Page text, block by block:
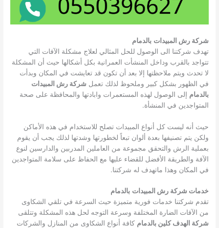
شركة رش المبيدات بالدمام
تهدف شركتنا الى الوصول للحل المثالي لعلاج مشكلة الآفات التي
تتواجد بالقرب وداخل المنشأت العمرانية بكل أشكالها حيث أن المشكلة
لا تحدث ويتم ملاحظتها إلا بعد أن تكون قد تعايشت في المكان وبدأت
في الظهور بشكل كبير وملحوظ لذلك تعمل شركة رش المبيدات
بالدمام إلى الوصول لهذه المستعمرات وابادتها والمحافظة على صحة
المتواجدين في المنشأة.
حيث أنه ليست كل أنواع المبيدات تصلح للاستخدام في هذه الأماكن
ولكن يتم تصنيفها بعدة ألوان تبعاً لخطورتها وشدتها لذلك يجب أن يقوم
بعملية الرش والتحقق مجموعة من العاملين المدربين والدارسين لنوع
الآفة والطريقة الأفضل للقضاء عليها مع الحفاظ على سلامة المتواجدين
في المكان وهذا ماتهدف له شركتنا.
خدمات شركة رش المبيدات بالدمام
تقدم شركتنا خدمات فورية متميزة حيث السرعة في تلقي الشكاوى
من الآفات الضارة المختلفة وسرعة التوجه لحل هذه المشكلة وتتلقى
شركة الهدف كلين بالدمام كافة أنواع الشكاوى من المنازل والشركات